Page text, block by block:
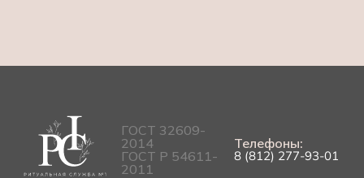
ГОСТ 32609-
2014
ГОСТ Р 54611-
2011
Телефоны:
8 (812) 277-93-01